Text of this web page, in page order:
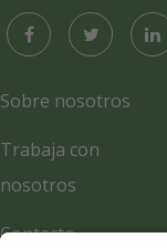
Sobre nosotros
Trabaja con
nosotros
Contacto